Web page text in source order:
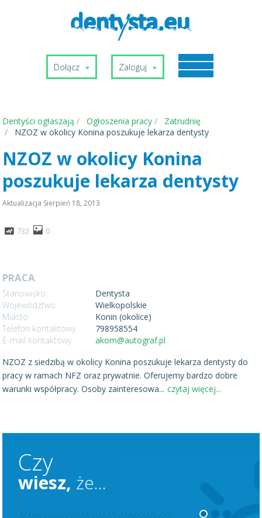
Dołącz Zaloguj
Dentyści ogłaszają Ogłoszenia pracy
Zatrudnię
NZOZ w okolicy Konina poszukuje lekarza dentysty
NZOZ w okolicy Konina
poszukuje lekarza dentysty
Aktualizacja Sierpień 18, 2013
732 0
PRACA
Stanowisko
Dentysta
Województwo
Wielkopolskie
Miasto
Konin (okolice)
Telefon kontaktowy
798958554
E-mail kontaktowy
akom@autograf.pl
NZOZ z siedzibą w okolicy Konina poszukuje lekarza dentysty do
pracy w ramach NFZ oraz prywatnie. Oferujemy bardzo dobre
warunki współpracy. Osoby zainteresowa... czytaj więcej...
Czy
wiesz, że...